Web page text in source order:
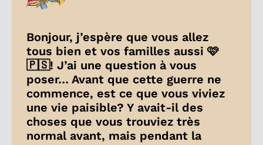
Bonjour, j’espère que vous allez
tous bien et vos familles aussi 🩷
🇵🇸! J’ai une question à vous
poser… Avant que cette guerre ne
commence, est ce que vous viviez
une vie paisible? Y avait-il des
choses que vous trouviez très
normal avant, mais pendant la